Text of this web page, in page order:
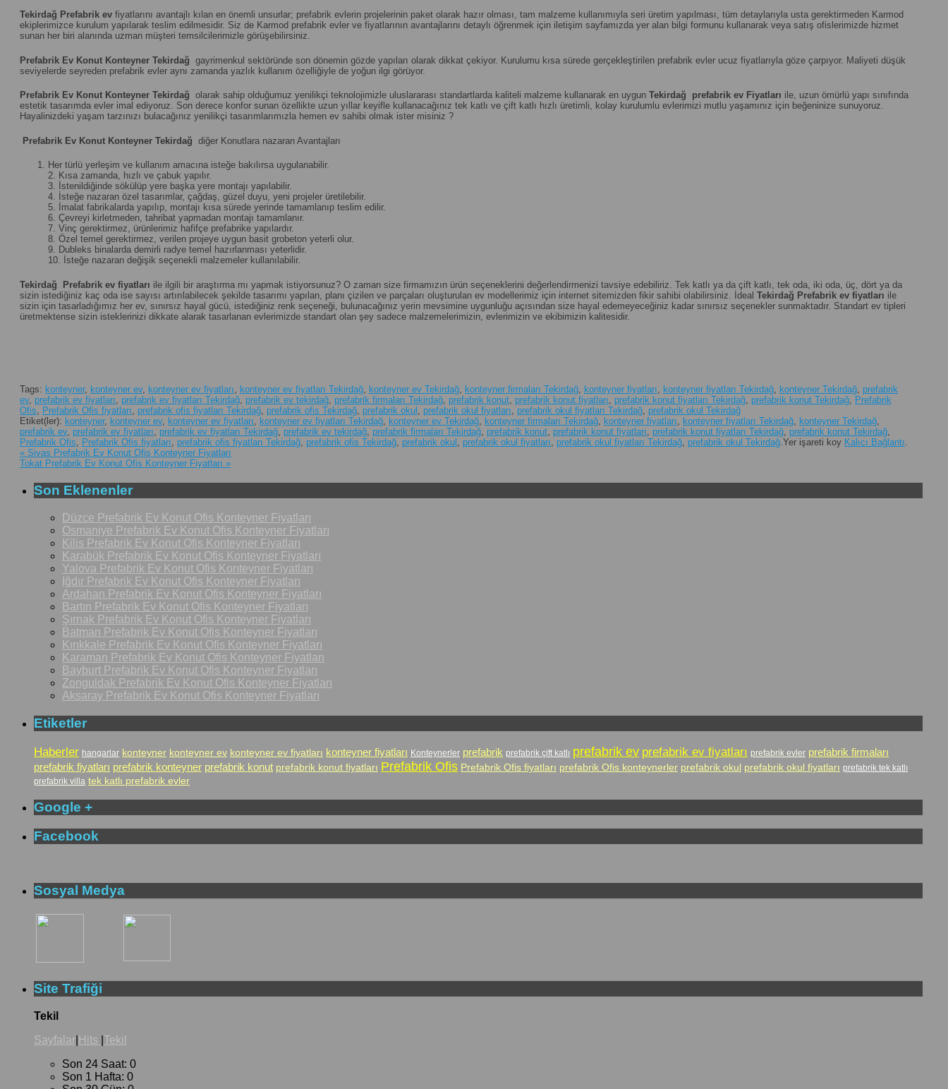
Tekirdağ Prefabrik ev fiyatlarını avantajlı kılan en önemli unsurlar; prefabrik evlerin projelerinin paket olarak hazır olması, tam malzeme kullanımıyla seri üretim yapılması, tüm detaylarıyla usta gerektirmeden Karmod
ekiplerimizce kurulum yapılarak teslim edilmesidir. Siz de Karmod prefabrik evler ve fiyatlarının avantajlarını detaylı öğrenmek için iletişim sayfamızda yer alan bilgi formunu kullanarak veya satış ofislerimizde hizmet
sunan her biri alanında uzman müşteri temsilcilerimizle görüşebilirsiniz.
Prefabrik Ev Konut Konteyner Tekirdağ gayrimenkul sektöründe son dönemin gözde yapıları olarak dikkat çekiyor. Kurulumu kısa sürede gerçekleştirilen prefabrik evler ucuz fiyatlarıyla göze çarpıyor. Maliyeti düşük
seviyelerde seyreden prefabrik evler aynı zamanda yazlık kullanım özelliğiyle de yoğun ilgi görüyor.
Prefabrik Ev Konut Konteyner Tekirdağ olarak sahip olduğumuz yenilikçi teknolojimizle uluslararası standartlarda kaliteli malzeme kullanarak en uygun Tekirdağ prefabrik ev Fiyatları ile, uzun ömürlü yapı sınıfında
estetik tasarımda evler imal ediyoruz. Son derece konfor sunan özellikte uzun yıllar keyifle kullanacağınız tek katlı ve çift katlı hızlı üretimli, kolay kurulumlu evlerimizi mutlu yaşamınız için beğeninize sunuyoruz.
Hayalinizdeki yaşam tarzınızı bulacağınız yenilikçi tasarımlarımızla hemen ev sahibi olmak ister misiniz ?
Prefabrik Ev Konut Konteyner Tekirdağ diğer Konutlara nazaran Avantajları
Her türlü yerleşim ve kullanım amacına isteğe bakılırsa uygulanabilir.
2. Kısa zamanda, hızlı ve çabuk yapılır.
3. İstenildiğinde sökülüp yere başka yere montajı yapılabilir.
4. İsteğe nazaran özel tasarımlar, çağdaş, güzel duyu, yeni projeler üretilebilir.
5. İmalat fabrikalarda yapılıp, montajı kısa sürede yerinde tamamlanıp teslim edilir.
6. Çevreyi kirletmeden, tahribat yapmadan montajı tamamlanır.
7. Vinç gerektirmez, ürünlerimiz hafifçe prefabrike yapılardır.
8. Özel temel gerektirmez, verilen projeye uygun basit grobeton yeterli olur.
9. Dubleks binalarda demirli radye temel hazırlanması yeterlidir.
10. İsteğe nazaran değişik seçenekli malzemeler kullanılabilir.
Tekirdağ Prefabrik ev fiyatları ile ilgili bir araştırma mı yapmak istiyorsunuz? O zaman size firmamızın ürün seçeneklerini değerlendirmenizi tavsiye edebiliriz. Tek katlı ya da çift katlı, tek oda, iki oda, üç, dört ya da
sizin istediğiniz kaç oda ise sayısı artırılabilecek şekilde tasarımı yapılan, planı çizilen ve parçaları oluşturulan ev modellerimiz için internet sitemizden fikir sahibi olabilirsiniz. İdeal Tekirdağ Prefabrik ev fiyatları ile
sizin için tasarladığımız her ev, sınırsız hayal gücü, istediğiniz renk seçeneği, bulunacağınız yerin mevsimine uygunluğu açısından size hayal edemeyeceğiniz kadar sınırsız seçenekler sunmaktadır. Standart ev tipleri
üretmektense sizin isteklerinizi dikkate alarak tasarlanan evlerimizde standart olan şey sadece malzemelerimizin, evlerimizin ve ekibimizin kalitesidir.
Tags: konteyner, konteyner ev, konteyner ev fiyatları, konteyner ev fiyatları Tekirdağ, konteyner ev Tekirdağ, konteyner firmaları Tekirdağ, konteyner fiyatları, konteyner fiyatları Tekirdağ, konteyner Tekirdağ, prefabrik
ev, prefabrik ev fiyatları, prefabrik ev fiyatları Tekirdağ, prefabrik ev tekirdağ, prefabrik firmaları Tekirdağ, prefabrik konut, prefabrik konut fiyatları, prefabrik konut fiyatları Tekirdağ, prefabrik konut Tekirdağ, Prefabrik
Ofis, Prefabrik Ofis fiyatları, prefabrik ofis fiyatları Tekirdağ, prefabrik ofis Tekirdağ, prefabrik okul , prefabrik okul fiyatları, prefabrik okul fiyatları Tekirdağ, prefabrik okul Tekirdağ
Etiket(ler): konteyner, konteyner ev, konteyner ev fiyatları, konteyner ev fiyatları Tekirdağ, konteyner ev Tekirdağ, konteyner firmaları Tekirdağ, konteyner fiyatları, konteyner fiyatları Tekirdağ, konteyner Tekirdağ,
prefabrik ev, prefabrik ev fiyatları, prefabrik ev fiyatları Tekirdağ, prefabrik ev tekirdağ, prefabrik firmaları Tekirdağ, prefabrik konut, prefabrik konut fiyatları, prefabrik konut fiyatları Tekirdağ, prefabrik konut Tekirdağ,
Prefabrik Ofis, Prefabrik Ofis fiyatları, prefabrik ofis fiyatları Tekirdağ, prefabrik ofis Tekirdağ, prefabrik okul , prefabrik okul fiyatları, prefabrik okul fiyatları Tekirdağ, prefabrik okul Tekirdağ.Yer işareti koy Kalıcı Bağlantı.
« Sivas Prefabrik Ev Konut Ofis Konteyner Fiyatları
Tokat Prefabrik Ev Konut Ofis Konteyner Fiyatları »
Son Eklenenler
Düzce Prefabrik Ev Konut Ofis Konteyner Fiyatları
Osmaniye Prefabrik Ev Konut Ofis Konteyner Fiyatları
Kilis Prefabrik Ev Konut Ofis Konteyner Fiyatları
Karabük Prefabrik Ev Konut Ofis Konteyner Fiyatları
Yalova Prefabrik Ev Konut Ofis Konteyner Fiyatları
Iğdır Prefabrik Ev Konut Ofis Konteyner Fiyatları
Ardahan Prefabrik Ev Konut Ofis Konteyner Fiyatları
Bartın Prefabrik Ev Konut Ofis Konteyner Fiyatları
Şırnak Prefabrik Ev Konut Ofis Konteyner Fiyatları
Batman Prefabrik Ev Konut Ofis Konteyner Fiyatları
Kırıkkale Prefabrik Ev Konut Ofis Konteyner Fiyatları
Karaman Prefabrik Ev Konut Ofis Konteyner Fiyatları
Bayburt Prefabrik Ev Konut Ofis Konteyner Fiyatları
Zonguldak Prefabrik Ev Konut Ofis Konteyner Fiyatları
Aksaray Prefabrik Ev Konut Ofis Konteyner Fiyatları
Etiketler
Haberler hangarlar konteyner konteyner ev konteyner ev fiyatları konteyner fiyatları Konteynerler prefabrik prefabrik çift katlı prefabrik ev prefabrik ev fiyatları prefabrik evler prefabrik firmaları
prefabrik fiyatları prefabrik konteyner prefabrik konut prefabrik konut fiyatları Prefabrik Ofis Prefabrik Ofis fiyatları prefabrik Ofis konteynerler prefabrik okul prefabrik okul fiyatları prefabrik tek katlı
prefabrik villa tek katlı prefabrik evler
Google +
Facebook
Sosyal Medya
Site Trafiği
Tekil
Sayfalar Hits Tekil
Son 24 Saat: 0
Son 1 Hafta: 0